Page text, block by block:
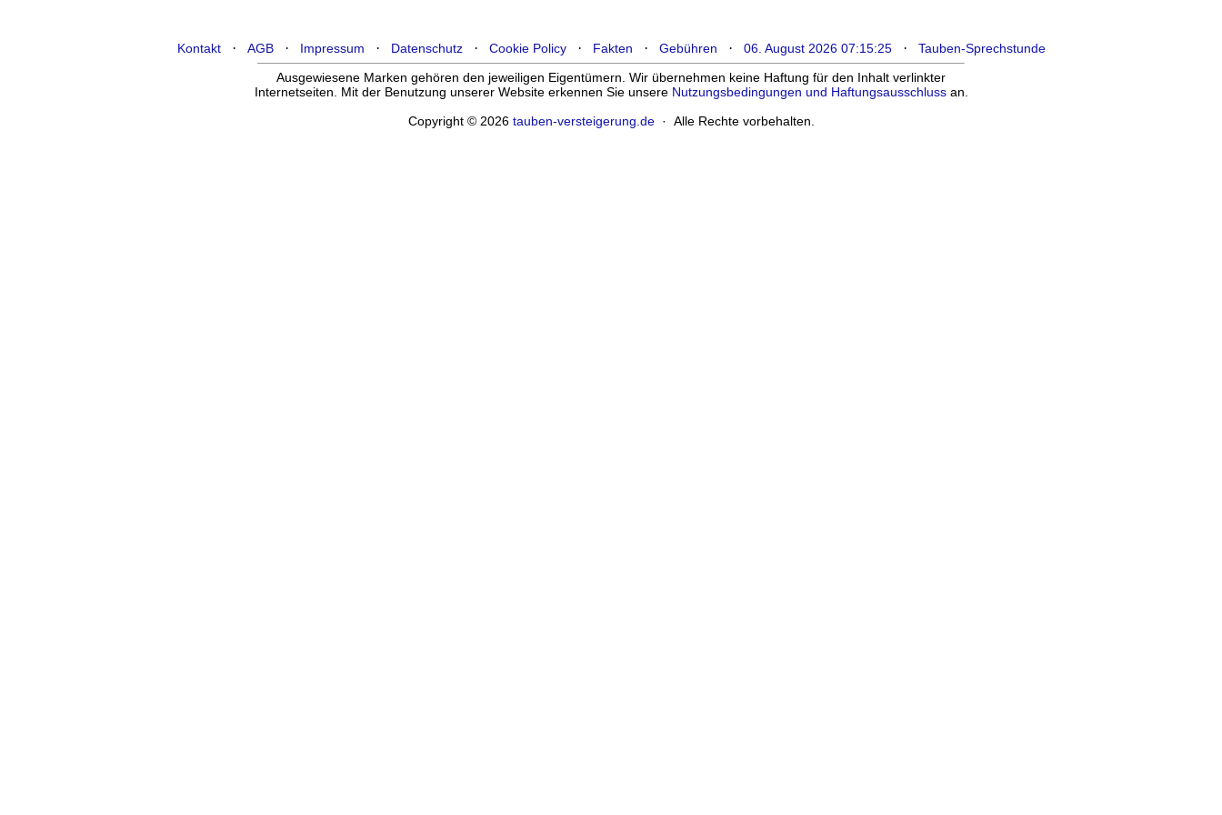
Kontakt· AGB· Impressum · Datenschutz· Cookie Policy· Fakten · Gebühren · 06. August 2026 07:15:25· Tauben-Sprechstunde
Ausgewiesene Marken gehören den jeweiligen Eigentümern. Wir übernehmen keine Haftung für den Inhalt verlinkter
Internetseiten. Mit der Benutzung unserer Website erkennen Sie unsere Nutzungsbedingungen und Haftungsausschlussan.
Copyright © 2026 tauben-versteigerung.de· Alle Rechte vorbehalten.